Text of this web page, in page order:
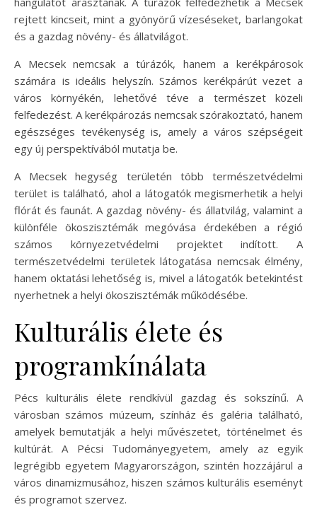
rejtett kincseit, mint a gyönyörű vízeséseket, barlangokat
és a gazdag növény- és állatvilágot.
A Mecsek nemcsak a túrázók, hanem a kerékpárosok
számára is ideális helyszín. Számos kerékpárút vezet a
város környékén, lehetővé téve a természet közeli
felfedezést. A kerékpározás nemcsak szórakoztató, hanem
egészséges tevékenység is, amely a város szépségeit
egy új perspektívából mutatja be.
A Mecsek hegység területén több természetvédelmi
terület is található, ahol a látogatók megismerhetik a helyi
flórát és faunát. A gazdag növény- és állatvilág, valamint a
különféle ökoszisztémák megóvása érdekében a régió
számos környezetvédelmi projektet indított. A
természetvédelmi területek látogatása nemcsak élmény,
hanem oktatási lehetőség is, mivel a látogatók betekintést
nyerhetnek a helyi ökoszisztémák működésébe.
Kulturális élete és
programkínálata
Pécs kulturális élete rendkívül gazdag és sokszínű. A
városban számos múzeum, színház és galéria található,
amelyek bemutatják a helyi művészetet, történelmet és
kultúrát. A Pécsi Tudományegyetem, amely az egyik
legrégibb egyetem Magyarországon, szintén hozzájárul a
város dinamizmusához, hiszen számos kulturális eseményt
és programot szervez.